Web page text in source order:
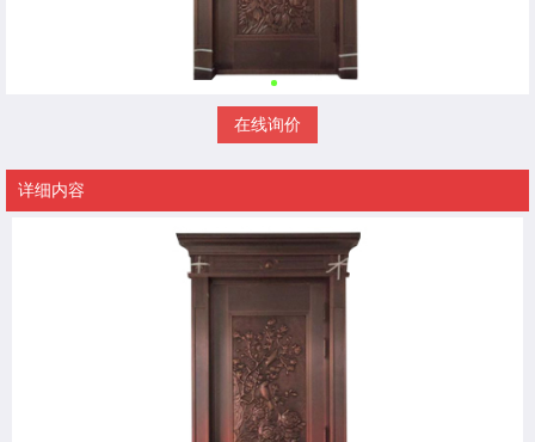
在线询价
详细内容